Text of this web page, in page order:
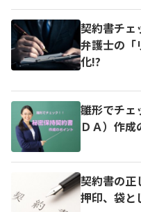
契約書チェ
弁護士の「
化!?
雛形でチェ
ＤＡ）作成
契約書の正
押印、袋と